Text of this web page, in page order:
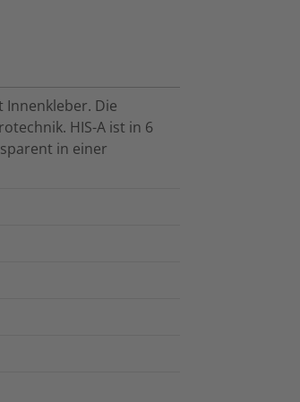
Innenkleber. Die
HIS-A ist in 6
in einer